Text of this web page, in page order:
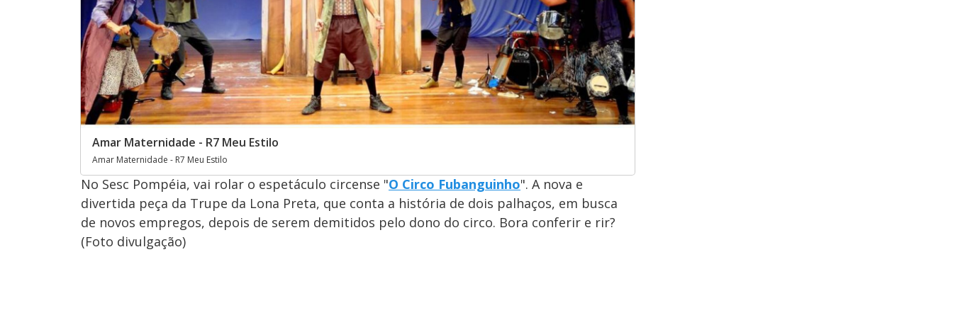
Amar Maternidade - R7 Meu Estilo
Amar Maternidade - R7 Meu Estilo
No Sesc Pompéia, vai rolar o espetáculo circense "O Circo Fubanguinho". A nova e
divertida peça da Trupe da Lona Preta, que conta a história de dois palhaços, em busca
de novos empregos, depois de serem demitidos pelo dono do circo. Bora conferir e rir?
(Foto divulgação)